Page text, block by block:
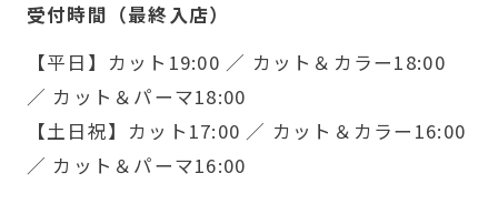
受付時間（最終入店）
【平日】カット19:00 ／ カット＆カラー18:00
／ カット＆パーマ18:00
【土日祝】カット17:00 ／ カット＆カラー16:00
／ カット＆パーマ16:00